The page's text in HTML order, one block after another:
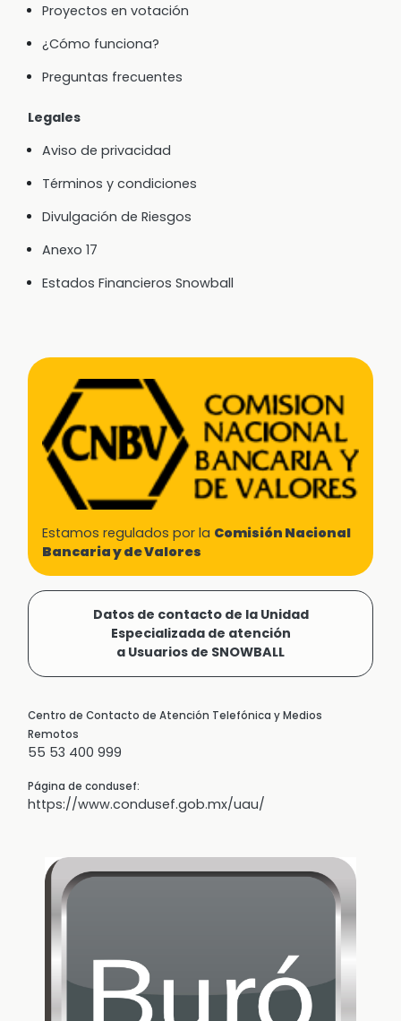
Proyectos en votación
¿Cómo funciona?
Preguntas frecuentes
Legales
Aviso de privacidad
Términos y condiciones
Divulgación de Riesgos
Anexo 17
Estados Financieros Snowball
Estamos regulados por la Comisión Nacional
Bancaria y de Valores
Datos de contacto de la Unidad
Especializada de atención
a Usuarios de SNOWBALL
Centro de Contacto de Atención Telefónica y Medios
Remotos
55 53 400 999
Página de condusef:
https://www.condusef.gob.mx/uau/